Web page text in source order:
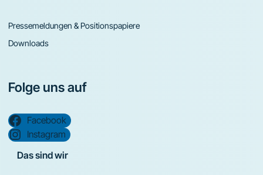
Pressemeldungen & Positionspapiere
Downloads
Folge uns auf
Facebook
Instagram
Das sind wir